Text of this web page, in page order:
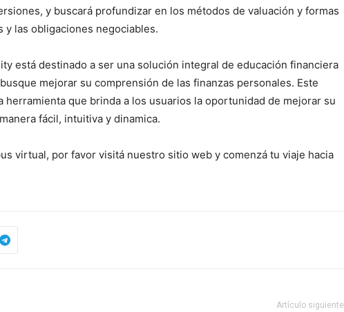
y buscará profundizar en los métodos de valuación y formas
y las obligaciones negociables.
está destinado a ser una solución integral de educación financiera
mejorar su comprensión de las finanzas personales. Este
herramienta que brinda a los usuarios la oportunidad de mejorar su
fácil, intuitiva y dinamica.
virtual, por favor visitá nuestro sitio web y comenzá tu viaje hacia
Artículo siguiente